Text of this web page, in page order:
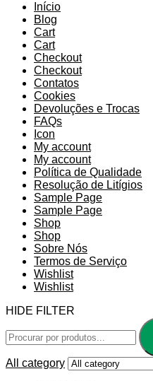
Início
Blog
Cart
Cart
Checkout
Checkout
Contatos
Cookies
Devoluções e Trocas
FAQs
Icon
My account
My account
Política de Qualidade
Resolução de Litígios
Sample Page
Sample Page
Shop
Shop
Sobre Nós
Termos de Serviço
Wishlist
Wishlist
HIDE FILTER
All category